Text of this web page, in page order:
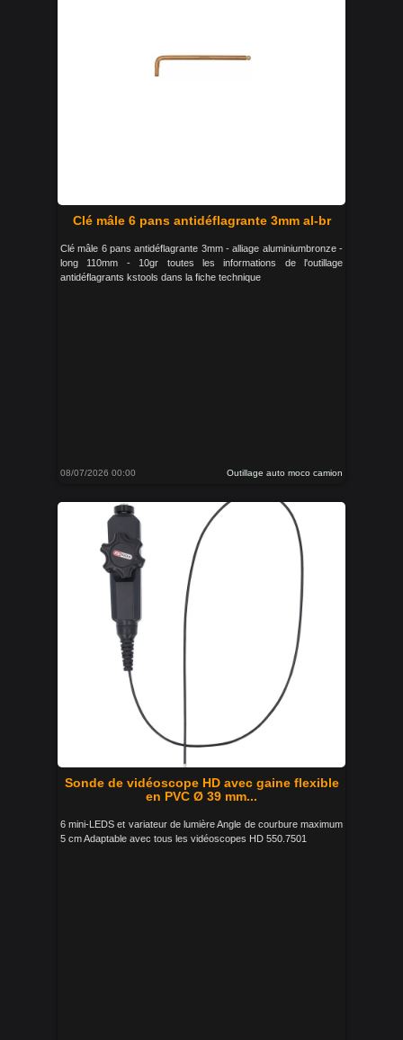
Clé mâle 6 pans antidéflagrante 3mm al-br
Clé mâle 6 pans antidéflagrante 3mm - alliage aluminiumbronze -
long 110mm - 10gr toutes les informations de l'outillage
antidéflagrants kstools dans la fiche technique
08/07/2026 00:00 Outillage auto moco camion
Sonde de vidéoscope HD avec gaine flexible
en PVC Ø 39 mm...
6 mini-LEDS et variateur de lumière Angle de courbure maximum
5 cm Adaptable avec tous les vidéoscopes HD 550.7501